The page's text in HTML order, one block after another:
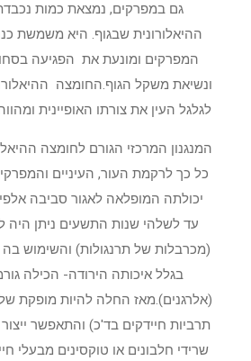
גם במפרקים, נמצאת כמות
ההיאלורונית שבגוף. היא משמשת
המפרקים ומונעת את הפגיעה
ונשיאת משקל הגוף.החומצה
לגלגל העין את צורתו האופיינית
המנגנון המרכזי הגורם לחומצה
כל כך לרקמת העור, העיניים
יכולתה המופלאה לאגור סביבה
עד לשלהי שנות התשעים ניתן היה
(מכרבלות של תרנגולות) והשימוש
בגלל איכותה הירודה- הכילה
(אלרגנים).מאז החלה להיות מופקת
תרביות חיידקים בד'כ) והתאפשר
שרידי חלבונים או טוקסינים מבעלי